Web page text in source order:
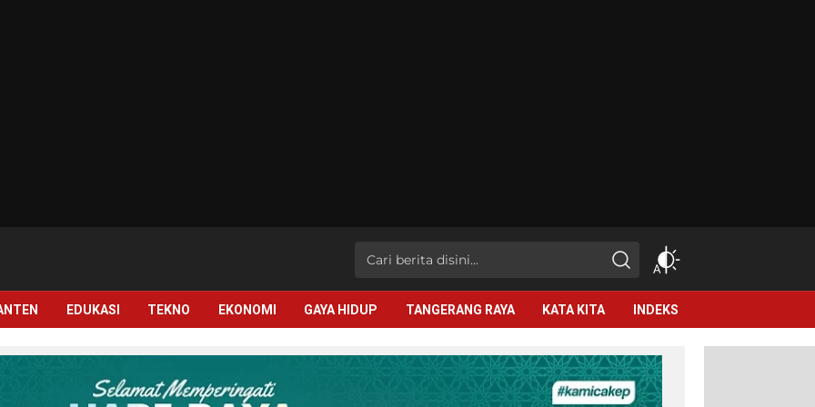
EDUKASI TEKNO EKONOMI GAYA HIDUP TANGERANG RAYA KATA KITA INDEKS